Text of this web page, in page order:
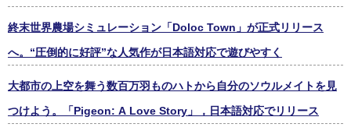
終末世界農場シミュレーション「Doloc Town」が正式リリース
へ。“圧倒的に好評”な人気作が日本語対応で遊びやすく
大都市の上空を舞う数百万羽ものハトから自分のソウルメイトを見
つけよう。「Pigeon: A Love Story」，日本語対応でリリース